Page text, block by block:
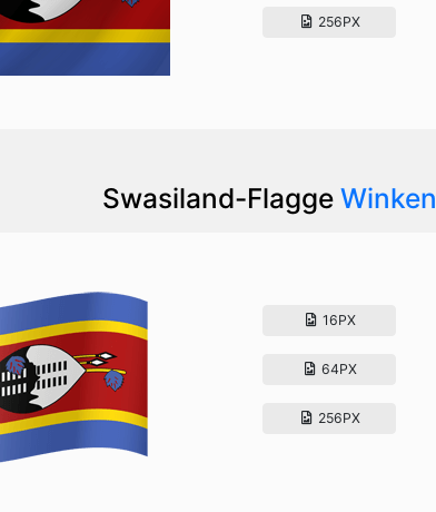
256PX
Swasiland-Flagge Winken
16PX
64PX
256PX